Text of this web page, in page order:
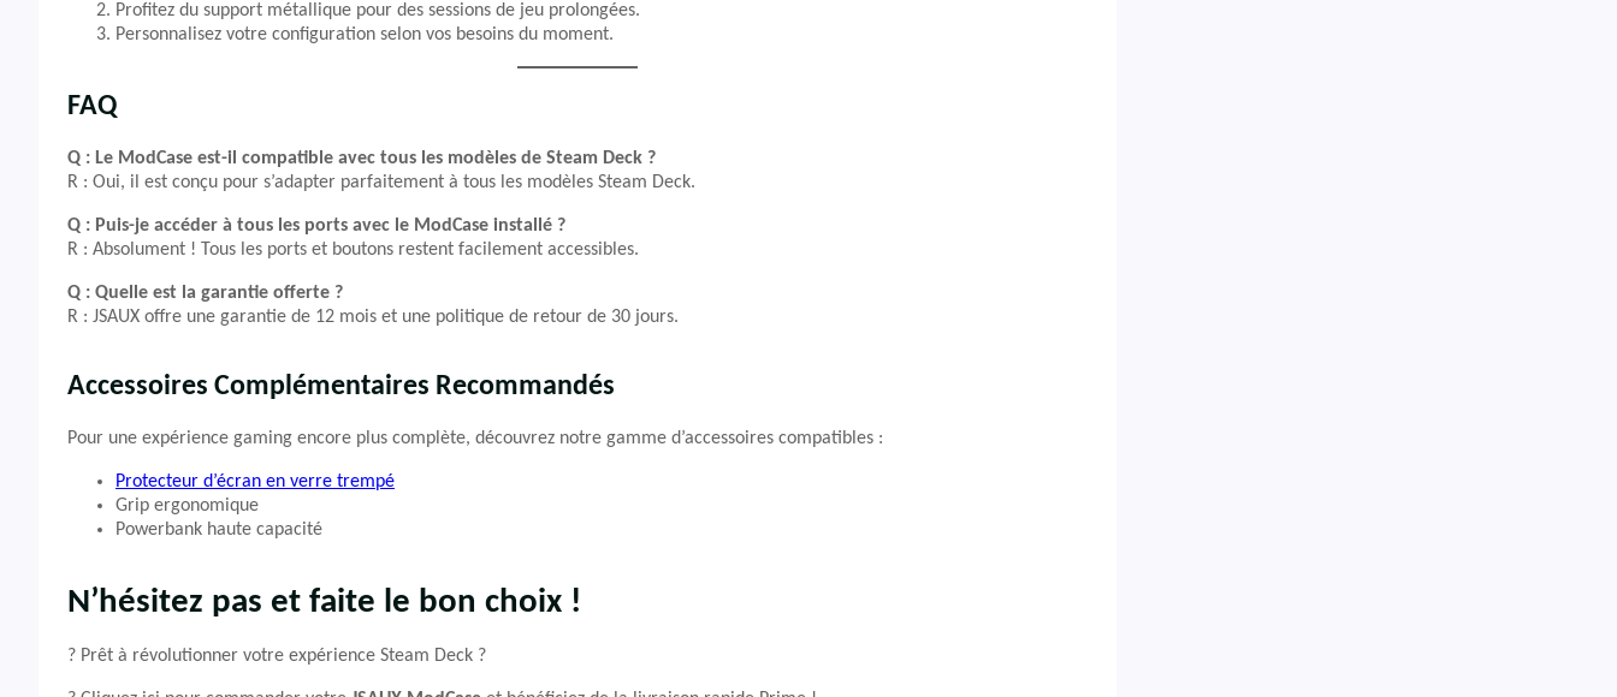
Profitez du support métallique pour des sessions de jeu prolongées.
Personnalisez votre configuration selon vos besoins du moment.
FAQ
Q : Le ModCase est-il compatible avec tous les modèles de Steam Deck ?
R : Oui, il est conçu pour s’adapter parfaitement à tous les modèles Steam Deck.
Q : Puis-je accéder à tous les ports avec le ModCase installé ?
R : Absolument ! Tous les ports et boutons restent facilement accessibles.
Q : Quelle est la garantie offerte ?
R : JSAUX offre une garantie de 12 mois et une politique de retour de 30 jours.
Accessoires Complémentaires Recommandés
Pour une expérience gaming encore plus complète, découvrez notre gamme d’accessoires compatibles :
Protecteur d’écran en verre trempé
Grip ergonomique
Powerbank haute capacité
N’hésitez pas et faite le bon choix !
? Prêt à révolutionner votre expérience Steam Deck ?